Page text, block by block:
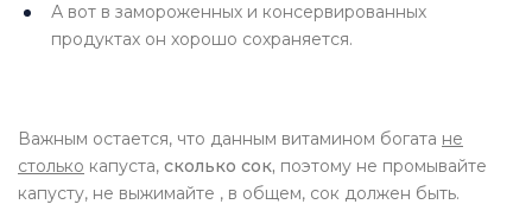
А вот в замороженных и консервированных
продуктах он хорошо сохраняется.
Важным остается, что данным витамином богата не
столько капуста, сколько сок, поэтому не промывайте
капусту, не выжимайте , в общем, сок должен быть.